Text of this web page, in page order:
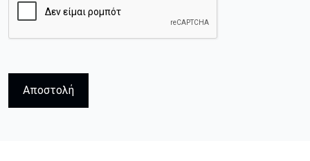
Αποστολή